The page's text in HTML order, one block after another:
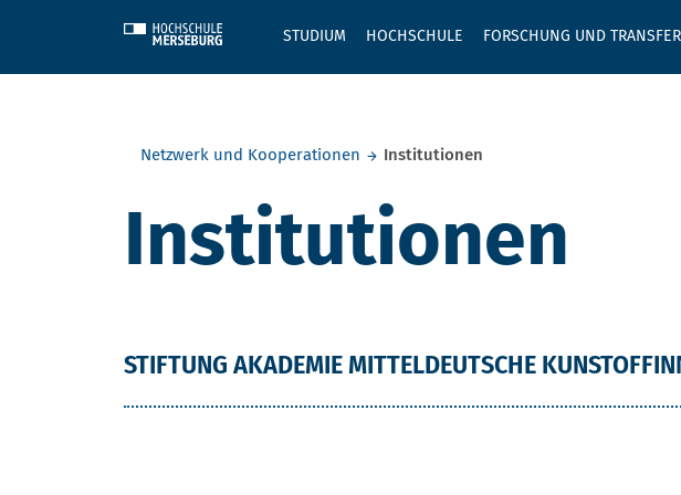
STUDIUM HOCHSCHULE FORSCHUNG UND TRANSFER
Netzwerk und Kooperationen
Institutionen
Institutionen
STIFTUNG AKADEMIE MITTELDEUTSCHE